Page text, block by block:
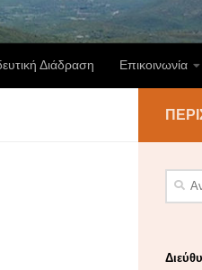
Διάδραση Επικοινωνία
Διεύ